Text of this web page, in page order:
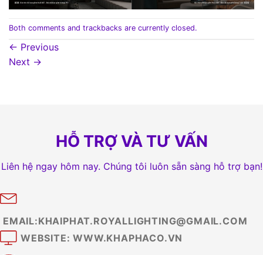
Both comments and trackbacks are currently closed.
← Previous
Next →
HỖ TRỢ VÀ TƯ VẤN
Liên hệ ngay hôm nay. Chúng tôi luôn sẵn sàng hỗ trợ bạn!
EMAIL:KHAIPHAT.ROYALLIGHTING@GMAIL.COM
WEBSITE: WWW.KHAPHACO.VN